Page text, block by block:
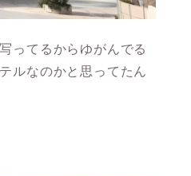
ってるからゆがんでる
ルなのかと思ってたん